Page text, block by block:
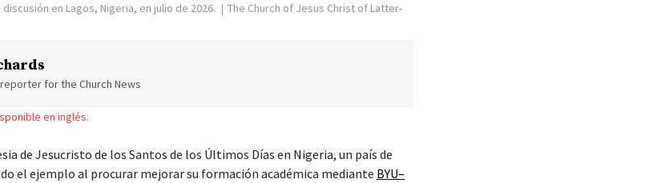
en Lagos, Nigeria, en julio de 2026.
The Church of Jesus Christ of Latter-
for the Church News
en inglés.
de Jesucristo de los Santos de los Últimos Días en Nigeria, un país de
el ejemplo al procurar mejorar su formación académica mediante BYU–